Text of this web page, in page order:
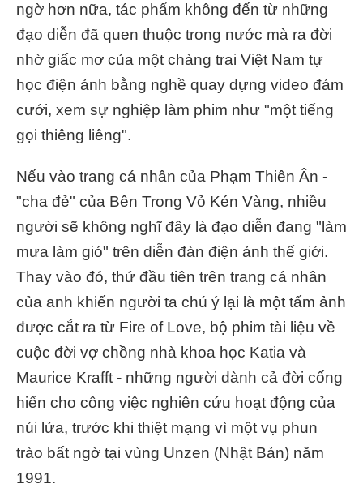
ngờ hơn nữa, tác phẩm không đến từ những
đạo diễn đã quen thuộc trong nước mà ra đời
nhờ giấc mơ của một chàng trai Việt Nam tự
học điện ảnh bằng nghề quay dựng video đám
cưới, xem sự nghiệp làm phim như "một tiếng
gọi thiêng liêng".
Nếu vào trang cá nhân của Phạm Thiên Ân -
"cha đẻ" của Bên Trong Vỏ Kén Vàng, nhiều
người sẽ không nghĩ đây là đạo diễn đang "làm
mưa làm gió" trên diễn đàn điện ảnh thế giới.
Thay vào đó, thứ đầu tiên trên trang cá nhân
của anh khiến người ta chú ý lại là một tấm ảnh
được cắt ra từ Fire of Love, bộ phim tài liệu về
cuộc đời vợ chồng nhà khoa học Katia và
Maurice Krafft - những người dành cả đời cống
hiến cho công việc nghiên cứu hoạt động của
núi lửa, trước khi thiệt mạng vì một vụ phun
trào bất ngờ tại vùng Unzen (Nhật Bản) năm
1991.